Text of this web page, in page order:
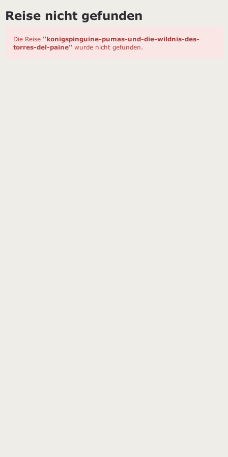
Reise nicht gefunden
Die Reise "konigspinguine-pumas-und-die-wildnis-des-
torres-del-paine" wurde nicht gefunden.